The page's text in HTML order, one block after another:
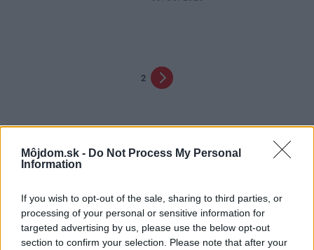
Môjdom.sk - Do Not Process My Personal
Information
If you wish to opt-out of the sale, sharing to third parties, or
processing of your personal or sensitive information for
targeted advertising by us, please use the below opt-out
section to confirm your selection. Please note that after your
2
Najčítanejšie